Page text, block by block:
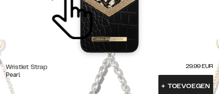
Wristlet Strap
Pearl
29.99 EUR
+ TOEVOEGEN